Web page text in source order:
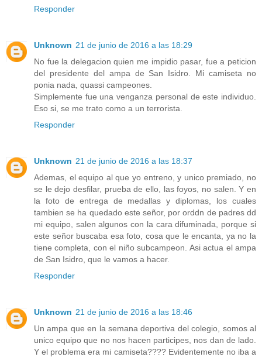
Responder
Unknown 21 de junio de 2016 a las 18:29
No fue la delegacion quien me impidio pasar, fue a peticion
del presidente del ampa de San Isidro. Mi camiseta no
ponia nada, quassi campeones.
Simplemente fue una venganza personal de este individuo.
Eso si, se me trato como a un terrorista.
Responder
Unknown 21 de junio de 2016 a las 18:37
Ademas, el equipo al que yo entreno, y unico premiado, no
se le dejo desfilar, prueba de ello, las foyos, no salen. Y en
la foto de entrega de medallas y diplomas, los cuales
tambien se ha quedado este señor, por orddn de padres dd
mi equipo, salen algunos con la cara difuminada, porque si
este señor buscaba esa foto, cosa que le encanta, ya no la
tiene completa, con el niño subcampeon. Asi actua el ampa
de San Isidro, que le vamos a hacer.
Responder
Unknown 21 de junio de 2016 a las 18:46
Un ampa que en la semana deportiva del colegio, somos al
unico equipo que no nos hacen participes, nos dan de lado.
Y el problema era mi camiseta???? Evidentemente no iba a